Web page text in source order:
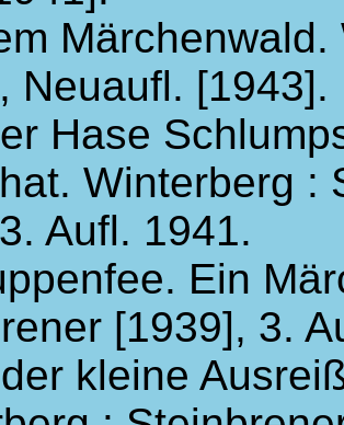
Neuaufl. [1943].
Hase
Winterberg :
Aufl. 1941.
Ein
[1939], 3.
kleine